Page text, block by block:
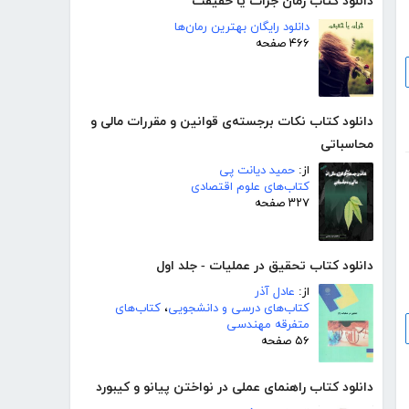
دانلود رایگان بهترین رمان‌ها
۴۶۶ صفحه
دانلود کتاب نکات برجسته‌ی قوانین و مقررات مالی و
محاسباتی
از: حمید دیانت پی
کتاب‌های علوم اقتصادی
۳۲۷ صفحه
دانلود کتاب تحقیق در عملیات - جلد اول
از: عادل آذر
کتاب‌های درسی و دانشجویی، کتاب‌های
متفرقه مهندسی
۵۶ صفحه
دانلود کتاب راهنمای عملی در نواختن پیانو و کیبورد